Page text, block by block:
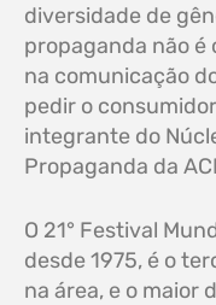
diversidade de
propaganda não é
na comunicação
pedir o
integrante do
Propaganda da
O 21° Festival
desde 1975, é o
na área, e o maior